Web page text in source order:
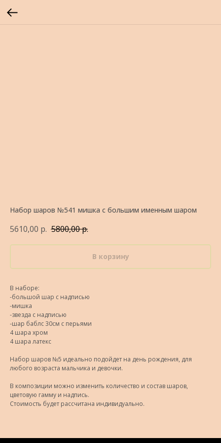
Набор шаров №541 мишка с большим именным шаром
5610,00 р. 5800,00р.
В корзину
В наборе:
-большой шар с надписью
-мишка
-звезда с надписью
-шар баблс 30см с перьями
4 шара хром
4 шара латекс
Набор шаров №5 идеально подойдет на день рождения, для
любого возраста мальчика и девочки.
В композиции можно изменить количество и состав шаров,
цветовую гамму и надпись.
Стоимость будет рассчитана индивидуально.